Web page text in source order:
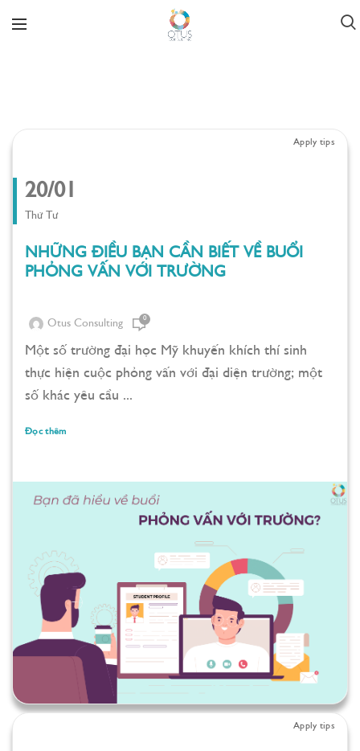
Apply tips
20/01
Thứ Tư
NHỮNG ĐIỀU BẠN CẦN BIẾT VỀ BUỔI
PHỎNG VẤN VỚI TRƯỜNG
Otus Consulting 0
Một số trường đại học Mỹ khuyến khích thí sinh
thực hiện cuộc phỏng vấn với đại diện trường; một
số khác yêu cầu ...
Đọc thêm
Apply tips